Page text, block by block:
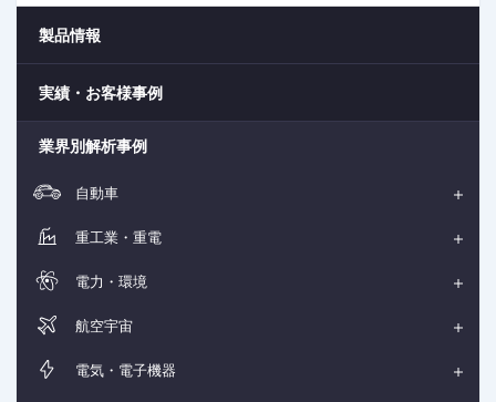
製品情報
実績・お客様事例
業界別解析事例
自動車
重工業・重電
電力・環境
航空宇宙
電気・電子機器